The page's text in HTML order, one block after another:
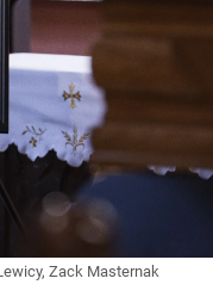
Zack Masternak